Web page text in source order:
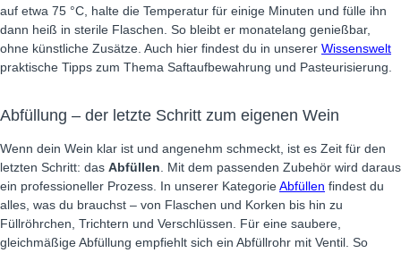
auf etwa 75 °C, halte die Temperatur für einige Minuten und fülle ihn
dann heiß in sterile Flaschen. So bleibt er monatelang genießbar,
ohne künstliche Zusätze. Auch hier findest du in unserer Wissenswelt
praktische Tipps zum Thema Saftaufbewahrung und Pasteurisierung.
Abfüllung – der letzte Schritt zum eigenen Wein
Wenn dein Wein klar ist und angenehm schmeckt, ist es Zeit für den
letzten Schritt: das Abfüllen . Mit dem passenden Zubehör wird daraus
ein professioneller Prozess. In unserer KategorieAbfüllen findest du
alles, was du brauchst – von Flaschen und Korken bis hin zu
Füllröhrchen, Trichtern und Verschlüssen. Für eine saubere,
gleichmäßige Abfüllung empfiehlt sich ein Abfüllrohr mit Ventil. So